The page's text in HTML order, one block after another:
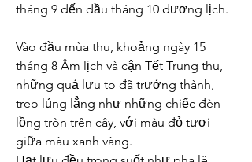
tháng 9 đến đầu tháng 10 dương lịch.
Vào đầu mùa thu, khoảng ngày 15
tháng 8 Âm lịch và cận Tết Trung thu,
những quả lựu to đã trưởng thành,
treo lủng lẳng như những chiếc đèn
lồng tròn trên cây, với màu đỏ tươi
giữa màu xanh vàng.